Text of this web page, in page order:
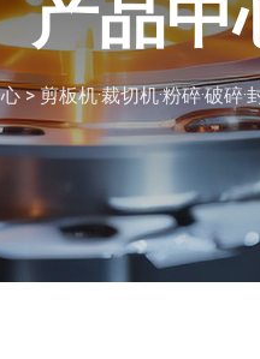
产品中
>剪板机·裁切机·粉碎·破碎